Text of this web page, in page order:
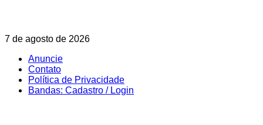
Skip
content
7 de agosto de 2026
Anuncie
Contato
Política de Privacidade
Bandas: Cadastro / Login